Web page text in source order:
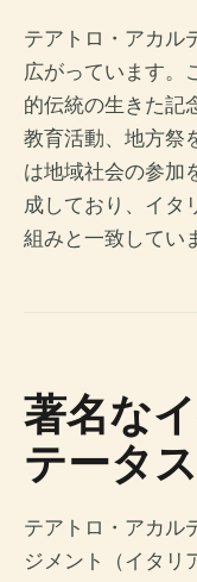
テアトロ・アカル
広がっています。
的伝統の生きた記
教育活動、地方祭
は地域社会の参加
成しており、イタ
組みと一致してい
著名な
テータス
テアトロ・アカル
ジメント（イタリ